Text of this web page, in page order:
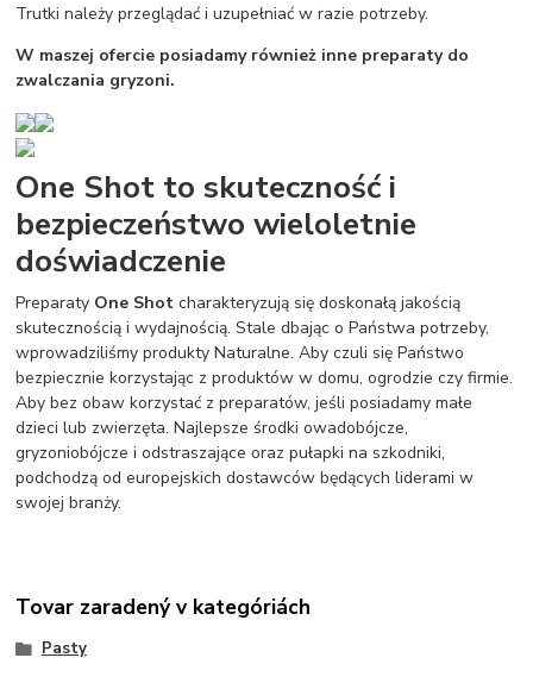
Trutki należy przeglądać i uzupełniać w razie potrzeby.
W maszej ofercie posiadamy również inne preparaty do
zwalczania gryzoni.
One Shot to skuteczność i
bezpieczeństwo wieloletnie
doświadczenie
Preparaty One Shot charakteryzują się doskonałą jakością
skutecznością i wydajnością. Stale dbając o Państwa potrzeby,
wprowadziliśmy produkty Naturalne. Aby czuli się Państwo
bezpiecznie korzystając z produktów w domu, ogrodzie czy firmie.
Aby bez obaw korzystać z preparatów, jeśli posiadamy małe
dzieci lub zwierzęta. Najlepsze środki owadobójcze,
gryzoniobójcze i odstraszające oraz pułapki na szkodniki,
podchodzą od europejskich dostawców będących liderami w
swojej branży.
Tovar zaradený v kategóriách
Pasty